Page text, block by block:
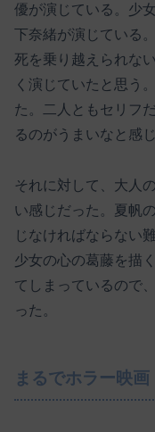
優が演じている。少
下奈緒が演じている
死を乗り越えられな
く演じていたと思う
た。二人ともセリフ
るのがうまいなと感じ
それに対して、大人
い感じだった。夏帆
じなければならない
少女の心の葛藤を描
てしまっているので
った。
まるでホラー映画